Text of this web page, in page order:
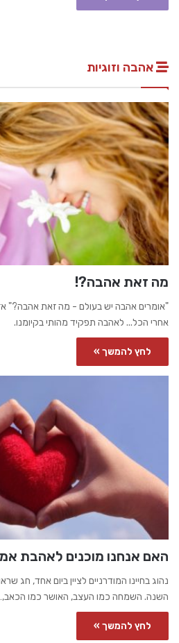
אהבה וזוגיות
מה זאת אהבה?!
"אומרים אהבה יש בעולם - מה זאת אהבה?"
אחרי הכל... לאהבה תפקיד מהותי בקיומנו.
לחץ להמשך »
האם אנחנו מוכנים לאהבת
נהוג בחיינו המודרניים לציין ביום אחד, חג
השנה. השמחה כמו העצב, האושר כמו
לחץ להמשך »